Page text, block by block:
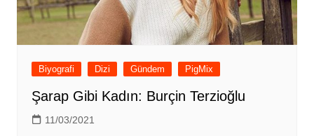
Biyografi Dizi Gündem PigMix
Şarap Gibi Kadın: Burçin Terzioğlu
11/03/2021